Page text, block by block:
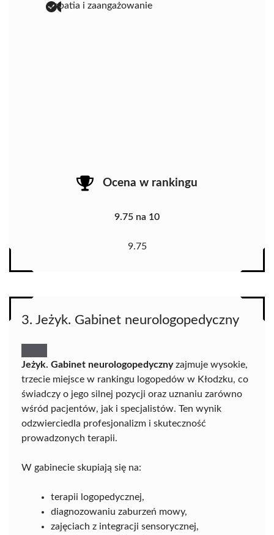
empatia i zaangażowanie
Ocena w rankingu
9.75 na 10
9.75
3. Jeżyk. Gabinet neurologopedyczny
Jeżyk. Gabinet neurologopedycznyzajmuje wysokie,
trzecie miejsce w rankingu logopedów w Kłodzku, co
świadczy o jego silnej pozycji oraz uznaniu zarówno
wśród pacjentów, jak i specjalistów. Ten wynik
odzwierciedla profesjonalizm i skuteczność
prowadzonych terapii.
W gabinecie skupiają się na:
terapii logopedycznej,
diagnozowaniu zaburzeń mowy,
zajęciach z integracji sensorycznej,